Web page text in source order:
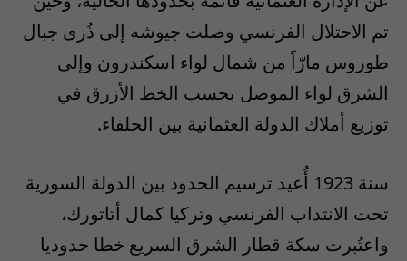
تم الاحتلال الفرنسي وصلت جيوشه إلى ذُرى جبال
طوروس مارّاً من شمال لواء اسكندرون وإلى
الشرق لواء الموصل بحسب الخط الأزرق في
توزيع أملاك الدولة العثمانية بين الحلفاء.
سنة 1923 أُعيد ترسيم الحدود بين الدولة السورية
تحت الانتداب الفرنسي وتركيا كمال أتاتورك،
واعتُبرت سكة قطار الشرق السريع خطا حدوديا